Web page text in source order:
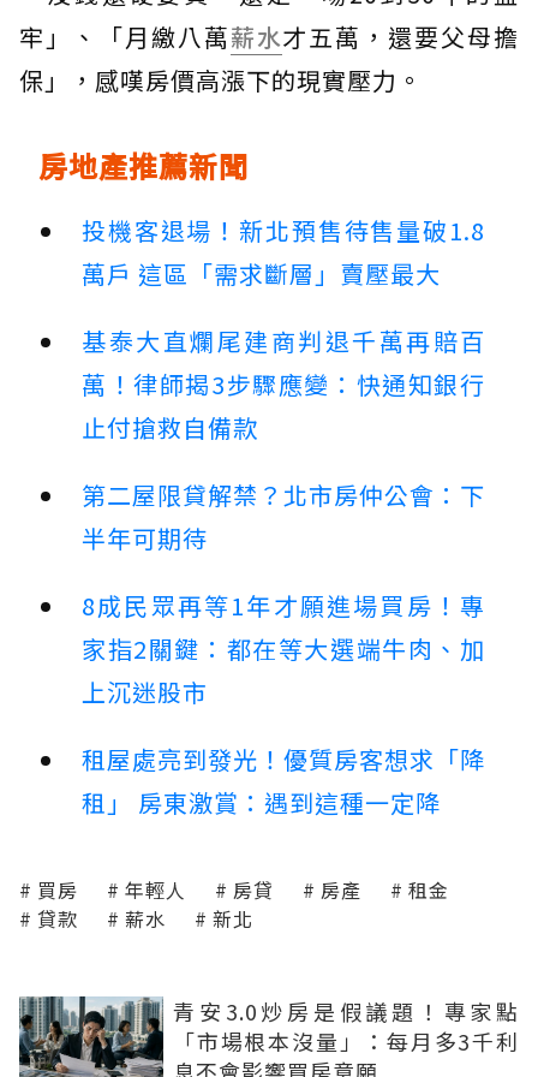
牢」、「月繳八萬薪水才五萬，還要父母擔
保」，感嘆房價高漲下的現實壓力。
房地產推薦新聞
投機客退場！新北預售待售量破1.8
萬戶 這區「需求斷層」賣壓最大
基泰大直爛尾建商判退千萬再賠百
萬！律師揭3步驟應變：快通知銀行
止付搶救自備款
第二屋限貸解禁？北市房仲公會：下
半年可期待
8成民眾再等1年才願進場買房！專
家指2關鍵：都在等大選端牛肉、加
上沉迷股市
租屋處亮到發光！優質房客想求「降
租」 房東激賞：遇到這種一定降
買房 年輕人 房貸 房產
租金
貸款
薪水 新北
青安3.0炒房是假議題！專家點
「市場根本沒量」：每月多3千利